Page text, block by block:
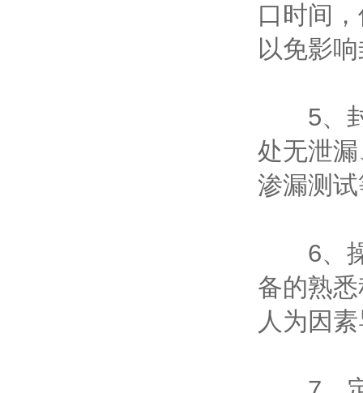
口时间
以免影
5、封
处无泄
渗漏测
6、操
备的熟
人为因